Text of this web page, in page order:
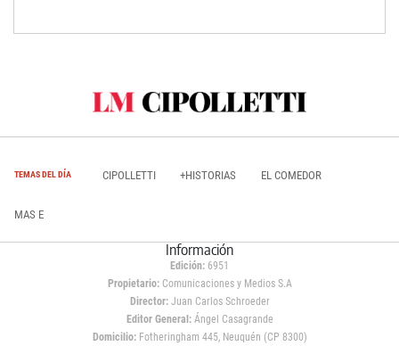
TEMAS DEL DÍA CIPOLLETTI +HISTORIAS EL COMEDOR
MAS E
Información
Edición: 6951
Propietario:Comunicaciones y Medios S.A
Director: Juan Carlos Schroeder
Editor General:Ángel Casagrande
Domicilio:Fotheringham 445, Neuquén (CP 8300)